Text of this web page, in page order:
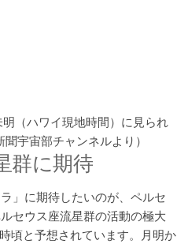
明（ハワイ現地時間）に見られ
聞宇宙部チャンネルより）
群に期待
」に期待したいのが、ペルセ
セウス座流星群の活動の極大
頃と予想されています。月明か